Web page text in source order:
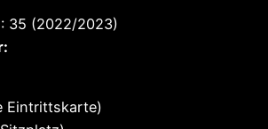
35 (2022/2023)
Eintrittskarte)